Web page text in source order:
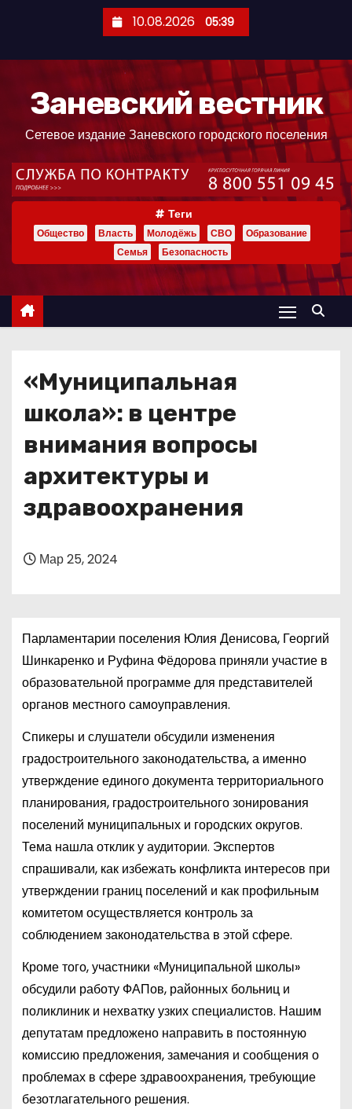
ж
10.08.2026 05:39
Заневский вестник
Сетевое издание Заневского городского поселения
Теги
Общество Власть Молодёжь СВО
Образование
Семья
Безопасность
«Муниципальная
школа»: в центре
внимания вопросы
архитектуры и
здравоохранения
Мар 25, 2024
Парламентарии поселения Юлия Денисова, Георгий
Шинкаренко и Руфина Фёдорова приняли участие в
образовательной программе для представителей
органов местного самоуправления.
Спикеры и слушатели обсудили изменения
градостроительного законодательства, а именно
утверждение единого документа территориального
планирования, градостроительного зонирования
поселений муниципальных и городских округов.
Тема нашла отклик у аудитории. Экспертов
спрашивали, как избежать конфликта интересов при
утверждении границ поселений и как профильным
комитетом осуществляется контроль за
соблюдением законодательства в этой сфере.
Кроме того, участники «Муниципальной школы»
обсудили работу ФАПов, районных больниц и
поликлиник и нехватку узких специалистов. Нашим
депутатам предложено направить в постоянную
комиссию предложения, замечания и сообщения о
проблемах в сфере здравоохранения, требующие
безотлагательного решения.